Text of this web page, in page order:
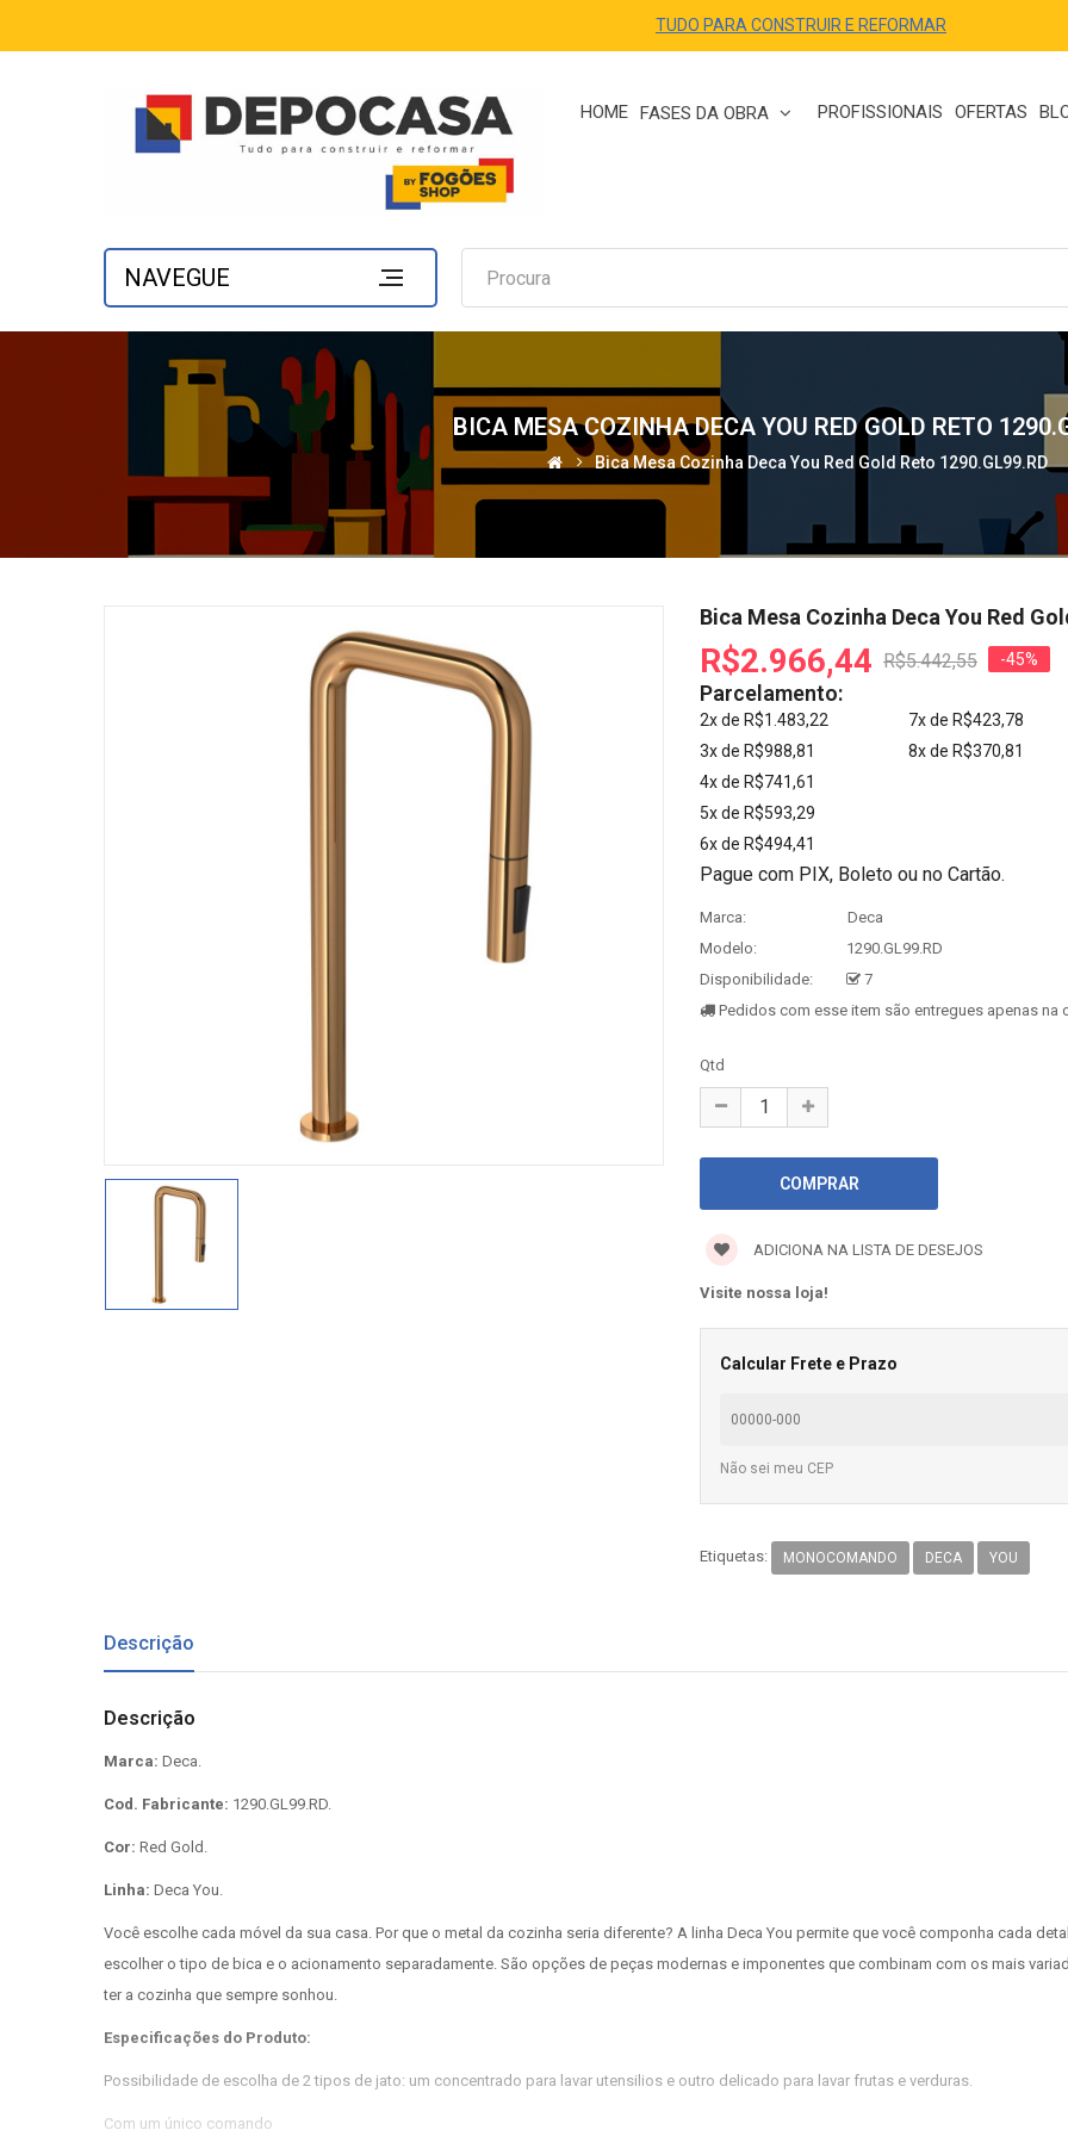
TUDO PARA CONSTRUIR E REFORMAR
HOME FASES DA OBRA PROFISSIONAIS OFERTAS
NAVEGUE
BICA MESA COZINHA DECA YOU RED GOLD RETO
Bica Mesa Cozinha Deca You Red Gold Reto 1290.GL99.RD
Bica Mesa Cozinha Deca You Red
R$2.966,44 R$5.442,55 -45%
Parcelamento:
2x de R$1.483,22
3x de R$988,81
4x de R$741,61
5x de R$593,29
6x de R$494,41
7x de R$423,78
8x de R$370,81
Pague com PIX, Boleto ou no Cartão.
Marca:
Deca
Modelo:
1290.GL99.RD
Disponibilidade:
7
Pedidos com esse item são entregues apenas na
Qtd
ADICIONA NA LISTA DE DESEJOS
Visite nossa loja!
Calcular Frete e Prazo
Não sei meu CEP
Etiquetas: MONOCOMANDO DECA YOU
Descrição
Descrição
Marca: Deca.
Cod. Fabricante: 1290.GL99.RD.
Cor: Red Gold.
Linha: Deca You.
Você escolhe cada móvel da sua casa. Por que o metal da cozinha seria diferente? A linha Deca You permite que você componha cada
escolher o tipo de bica e o acionamento separadamente. São opções de peças modernas e imponentes que combinam com os mais
ter a cozinha que sempre sonhou.
Especificações do Produto:
Possibilidade de escolha de 2 tipos de jato: um concentrado para lavar utensilios e outro delicado para lavar frutas e verduras.
Com um único comando